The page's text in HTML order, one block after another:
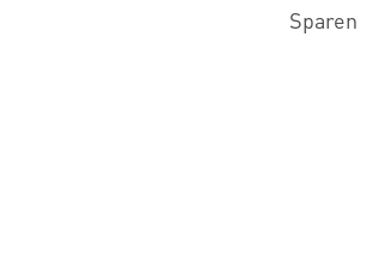
Sparen